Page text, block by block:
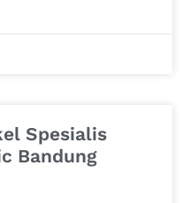
Spesialis
Bandung